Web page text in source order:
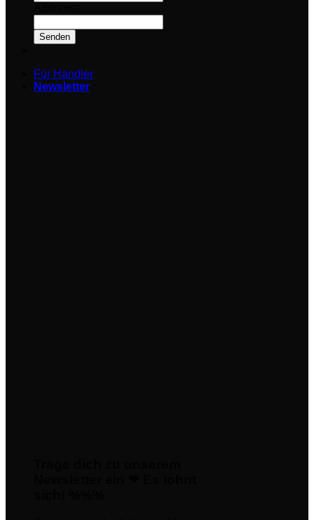
Senden
Für Händler
Newsletter